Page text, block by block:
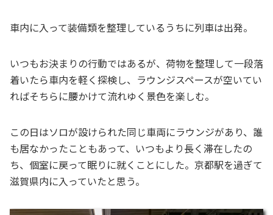
車内に入って装備類を整理しているうちに列車は出発。
いつもお決まりの行動ではあるが、荷物を整理して一段落
着いたら車内を軽く探検し、ラウンジスペースが空いてい
ればそちらに腰かけて流れゆく景色を楽しむ。
この日はソロが設けられた同じ車両にラウンジがあり、誰
も居なかったこともあって、いつもより長く滞在したの
ち、個室に戻って眠りに就くことにした。京都駅を過ぎて
滋賀県内に入っていたと思う。